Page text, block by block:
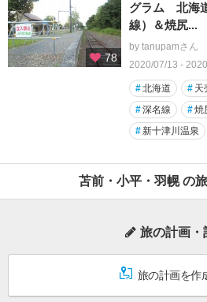
78
グラム 北海
線）＆焼尻...
by tanupamさん
2020/07/13 -
#北海道 # 天
#深名線 #焼
#新十津川温泉
苫前・小平・羽幌 の
旅の計画・
旅の計画を作